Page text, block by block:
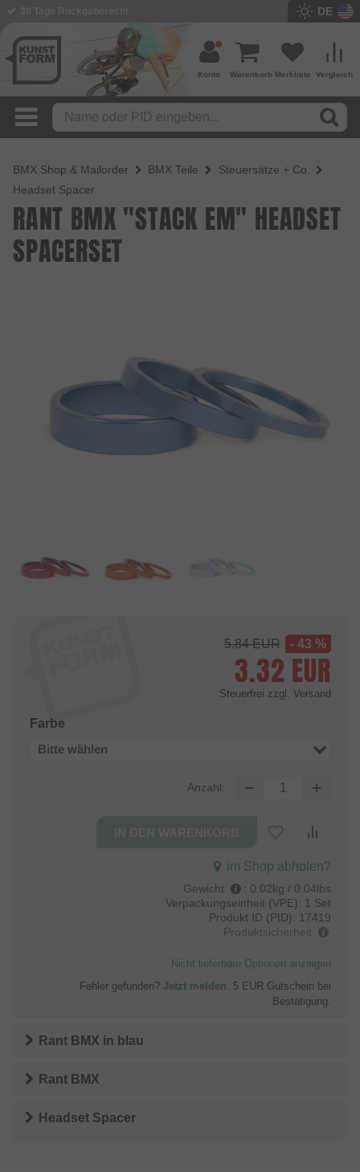
DE
Vergleich
Merkliste
Warenkorb
Konto
BMX Shop & Mailorder BMX Teile
Steuersätze + Co.
Headset Spacer
RANT BMX "STACK EM" HEADSET
SPACERSET
5.84EUR - 43 %
3.32 EUR
Steuerfrei zzgl. Versand
Farbe
Bitte wählen
Anzahl:
im Shop abholen?
Gewicht : 0.02kg / 0.04lbs
Verpackungseinheit (VPE): 1 Set
Produkt ID (PID): 17419
Produktsicherheit
Nicht lieferbare Optionen anzeigen
Fehler gefunden? Jetzt melden . 5 EUR Gutschein bei
Bestätigung.
Rant BMX in blau
Rant BMX
Headset Spacer